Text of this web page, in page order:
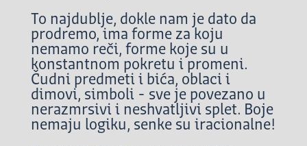
To najdublje, dokle nam je dato da
prodremo, ima forme za koju
nemamo reči, forme koje su u
konstantnom pokretu i promeni.
Čudni predmeti i bića, oblaci i
dimovi, simboli - sve je povezano u
nerazmrsivi i neshvatljivi splet. Boje
nemaju logiku, senke su iracionalne!